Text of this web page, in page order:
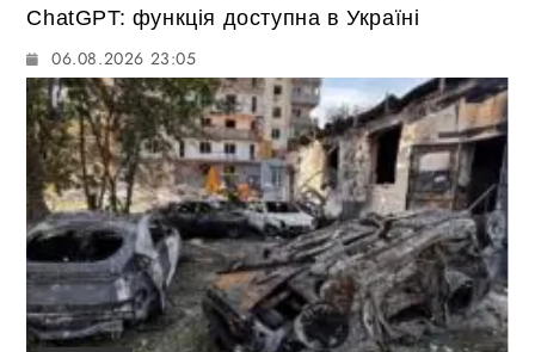
ChatGPT: функція доступна в Україні
06.08.2026 23:05